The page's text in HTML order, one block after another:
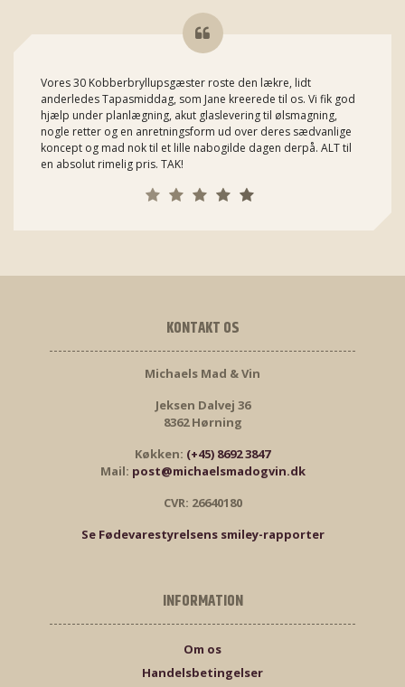
Vores 30 Kobberbryllupsgæster roste den lækre, lidt
anderledes Tapasmiddag, som Jane kreerede til os. Vi fik god
hjælp under planlægning, akut glaslevering til ølsmagning,
nogle retter og en anretningsform ud over deres sædvanlige
koncept og mad nok til et lille nabogilde dagen derpå. ALT til
en absolut rimelig pris. TAK!
KONTAKT OS
Michaels Mad & Vin
Jeksen Dalvej 36
8362 Hørning
Køkken: (+45) 8692 3847
Mail: post@michaelsmadogvin.dk
CVR: 26640180
Se Fødevarestyrelsens smiley-rapporter
INFORMATION
Om os
Handelsbetingelser